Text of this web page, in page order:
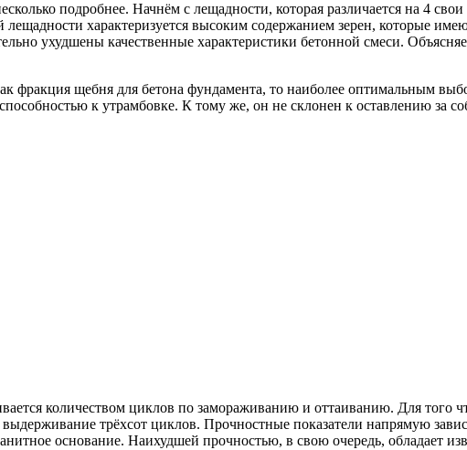
подробнее. Начнём с лещадности, которая различается на 4
характеризуется высоким содержанием зерен, которые
ухудшены качественные характеристики бетонной смеси.
фракция щебня для бетона фундамента, то наиболее оптимальным
к утрамбовке. К тому же, он не склонен к оставлению за
количеством циклов по замораживанию и оттаиванию. Для того
выдерживание трёхсот циклов. Прочностные показатели напрямую
основание. Наихудшей прочностью, в свою очередь, обладает